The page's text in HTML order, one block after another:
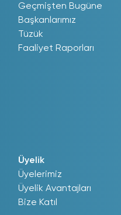
Geçmişten Bugüne
Başkanlarımız
Tüzük
Faaliyet Raporları
Üyelik
Üyelerimiz
Üyelik Avantajları
Bize Katıl